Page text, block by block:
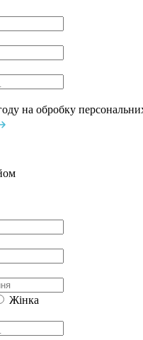
на обробку
Жінка